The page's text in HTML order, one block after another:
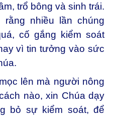
trổ bông và sinh trái.
rằng nhiều lần chúng
cố gắng kiểm soát
vì tin tưởng vào sức
lên mà người nông
nào, xin Chúa dạy
bỏ sự kiểm soát, để